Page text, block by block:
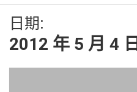
日期:
2012 年 5 月 4 日